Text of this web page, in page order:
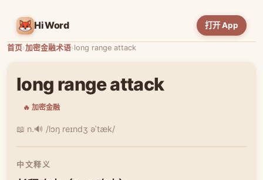
HiWord 打开 App
首页›加密金融术语›long range attack
long range attack
🔥 加密金融
📖 n.🔊 /lɔŋ reɪndʒ əˈtæk/
中文释义